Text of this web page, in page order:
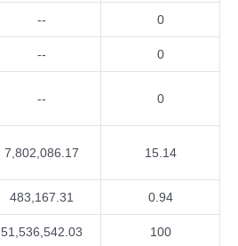
-- 0
-- 0
-- 0
7,802,086.17 15.14
483,167.31 0.94
51,536,542.03 100